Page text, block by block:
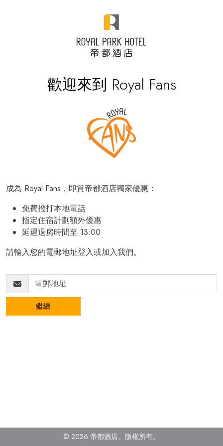
歡迎來到 Royal Fans
成為 Royal Fans，即賞帝都酒店獨家優惠：
免費撥打本地電話
指定住宿計劃額外優惠
延遲退房時間至 13:00
請輸入您的電郵地址登入或加入我們。
繼續
© 2026 帝都酒店。版權所有。